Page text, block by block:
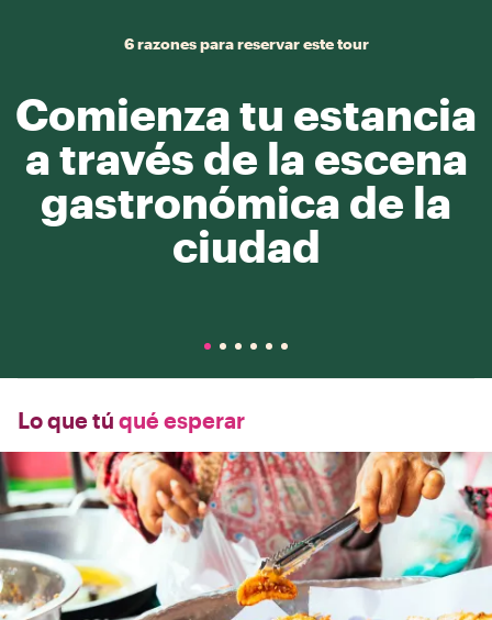
6 razones para reservar este tour
Comienza tu estancia
a través de la escena
gastronómica de la
ciudad
Lo que tú qué esperar